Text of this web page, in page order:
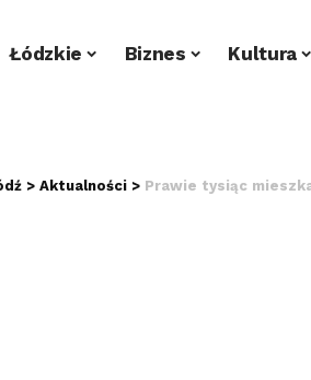
Łódzkie Biznes Kultura
> Aktualności > Prawie tysiąc mieszkań na